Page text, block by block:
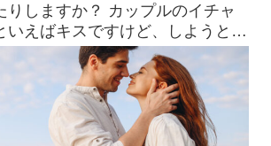
？ カップルのイチャ
いえばキスですけど、しようとし
て言われ